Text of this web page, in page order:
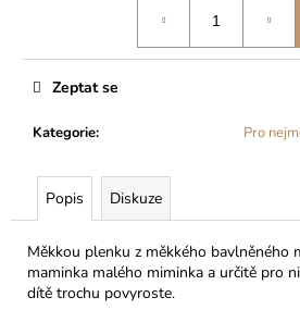
Kategorie: Pro
Zeptat se
Popis Diskuze
Měkkou plenku z měkkého bavlněného
maminka malého miminka a určitě pro
dítě trochu povyroste.
e
m
DÍVČÍ
INKONTINENČNÍ
KALHOTKY
MÁJA
II
399
Kč